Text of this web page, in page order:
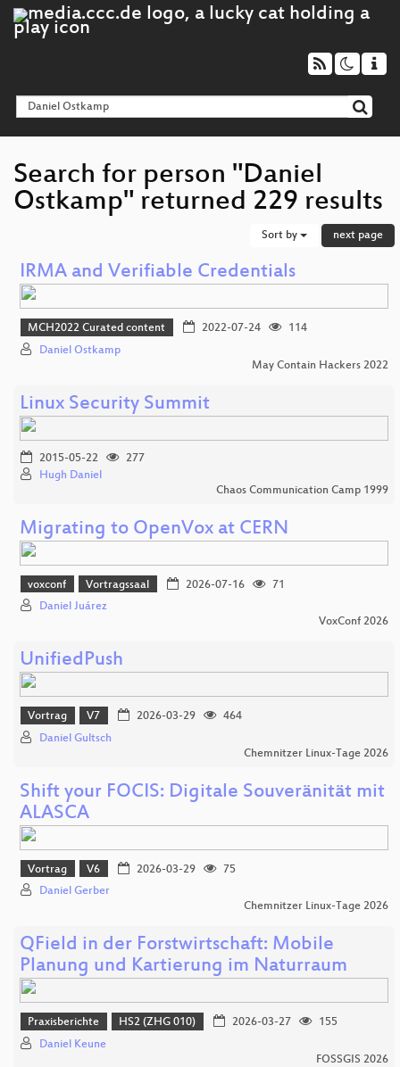
Search for person "Daniel
Ostkamp" returned 229 results
Sort by next page
IRMA and Verifiable Credentials
MCH2022 Curated content 2022-07-24
114
Daniel Ostkamp
May Contain Hackers 2022
Linux Security Summit
2015-05-22
277
Hugh Daniel
Chaos Communication Camp 1999
Migrating to OpenVox at CERN
voxconf Vortragssaal 2026-07-16
71
Daniel Juárez
VoxConf 2026
UnifiedPush
Vortrag V7 2026-03-29
464
Daniel Gultsch
Chemnitzer Linux-Tage 2026
Shift your FOCIS: Digitale Souveränität mit
ALASCA
Vortrag V6 2026-03-29
75
Daniel Gerber
Chemnitzer Linux-Tage 2026
QField in der Forstwirtschaft: Mobile
Planung und Kartierung im Naturraum
Praxisberichte HS2 (ZHG 010) 2026-03-27
155
Daniel Keune
FOSSGIS 2026